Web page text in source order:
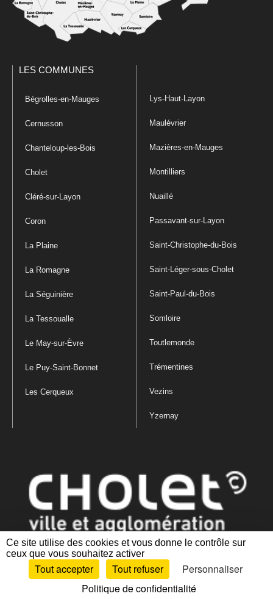
Ce site utilise des cookies et vous donne le contrôle sur
ceux que vous souhaitez activer
Tout accepter Tout refuser
Personnaliser
Politique de confidentialité
LES COMMUNES
Bégrolles-en-Mauges
Cernusson
Chanteloup-les-Bois
Cholet
Cléré-sur-Layon
Coron
La Plaine
La Romagne
La Séguinière
La Tessoualle
Le May-sur-Èvre
Le Puy-Saint-Bonnet
Les Cerqueux
Lys-Haut-Layon
Maulévrier
Mazières-en-Mauges
Montilliers
Nuaillé
Passavant-sur-Layon
Saint-Christophe-du-Bois
Saint-Léger-sous-Cholet
Saint-Paul-du-Bois
Somloire
Toutlemonde
Trémentines
Vezins
Yzernay
Mentions légales|Politique de confidentialité
des cookies |Plan du site Accessibilité : partiellement conforme